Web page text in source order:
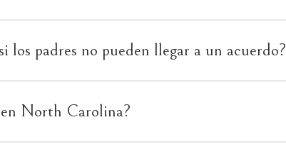
padres no pueden llegar a un acuerdo?
North Carolina?